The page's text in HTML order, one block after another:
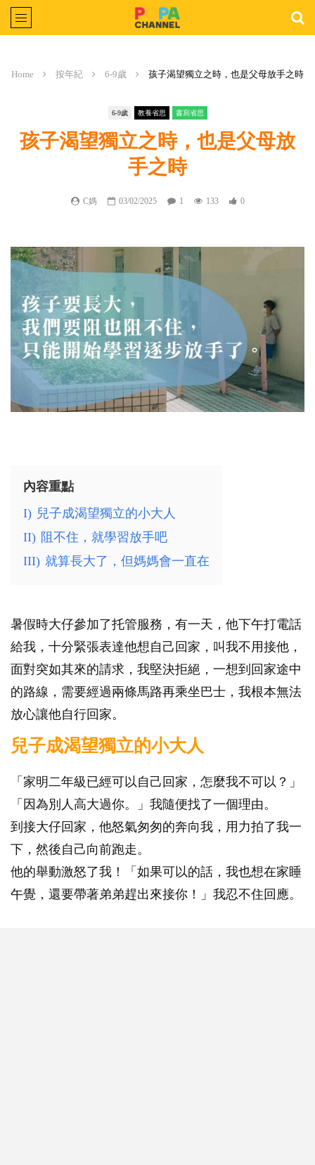
Home 按年紀 6-9歲 孩子渴望獨立之時，也是父母放手之時
6-9歲 教養省思 書寫省思
孩子渴望獨立之時，也是父母放
手之時
C媽 03/02/2025 1 133 0
內容重點
I) 兒子成渴望獨立的小大人
II) 阻不住，就學習放手吧
III) 就算長大了，但媽媽會一直在
暑假時大仔參加了托管服務，有一天，他下午打電話
給我，十分緊張表達他想自己回家，叫我不用接他，
面對突如其來的請求，我堅決拒絕，一想到回家途中
的路線，需要經過兩條馬路再乘坐巴士，我根本無法
放心讓他自行回家。
兒子成渴望獨立的小大人
「家明二年級已經可以自己回家，怎麼我不可以？」
「因為別人高大過你。」我隨便找了一個理由。
到接大仔回家，他怒氣匆匆的奔向我，用力拍了我一
下，然後自己向前跑走。
他的舉動激怒了我！「如果可以的話，我也想在家睡
午覺，還要帶著弟弟趕出來接你！」我忍不住回應。